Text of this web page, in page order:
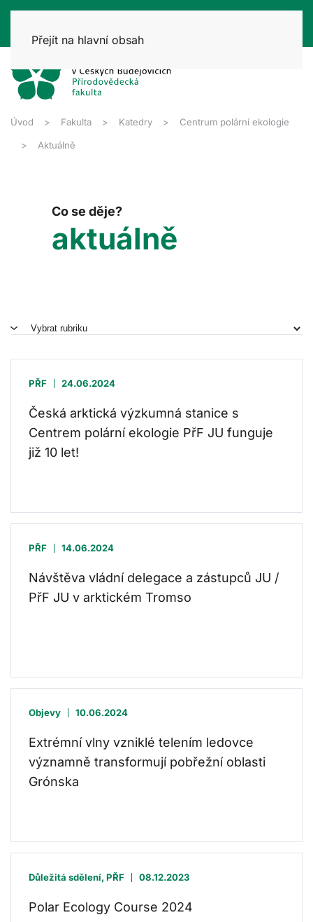
Přejít na hlavní obsah
Úvod Fakulta Katedry Centrum polární ekologie
Aktuálně
Co se děje?
aktuálně
PŘF 24.06.2024
Česká arktická výzkumná stanice s
Centrem polární ekologie PřF JU funguje
již 10 let!
PŘF 14.06.2024
Návštěva vládní delegace a zástupců JU /
PřF JU v arktickém Tromso
Objevy 10.06.2024
Extrémní vlny vzniklé telením ledovce
významně transformují pobřežní oblasti
Grónska
Důležitá sdělení, PŘF 08.12.2023
Polar Ecology Course 2024